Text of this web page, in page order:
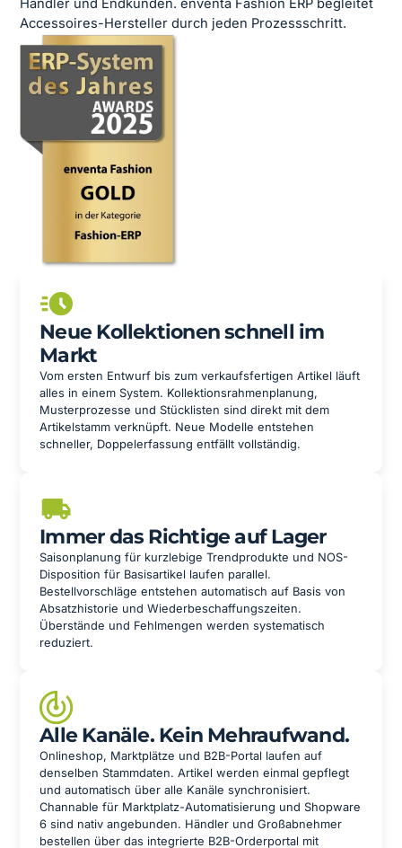
Händler und Endkunden. enventa Fashion ERP begleitet
Accessoires-Hersteller durch jeden Prozessschritt.
Neue Kollektionen schnell im
Markt
Vom ersten Entwurf bis zum verkaufsfertigen Artikel läuft
alles in einem System. Kollektionsrahmenplanung,
Musterprozesse und Stücklisten sind direkt mit dem
Artikelstamm verknüpft. Neue Modelle entstehen
schneller, Doppelerfassung entfällt vollständig.
Immer das Richtige auf Lager
Saisonplanung für kurzlebige Trendprodukte und NOS-
Disposition für Basisartikel laufen parallel.
Bestellvorschläge entstehen automatisch auf Basis von
Absatzhistorie und Wiederbeschaffungszeiten.
Überstände und Fehlmengen werden systematisch
reduziert.
Alle Kanäle. Kein Mehraufwand.
Onlineshop, Marktplätze und B2B-Portal laufen auf
denselben Stammdaten. Artikel werden einmal gepflegt
und automatisch über alle Kanäle synchronisiert.
Channable für Marktplatz-Automatisierung und Shopware
6 sind nativ angebunden. Händler und Großabnehmer
bestellen über das integrierte B2B-Orderportal mit